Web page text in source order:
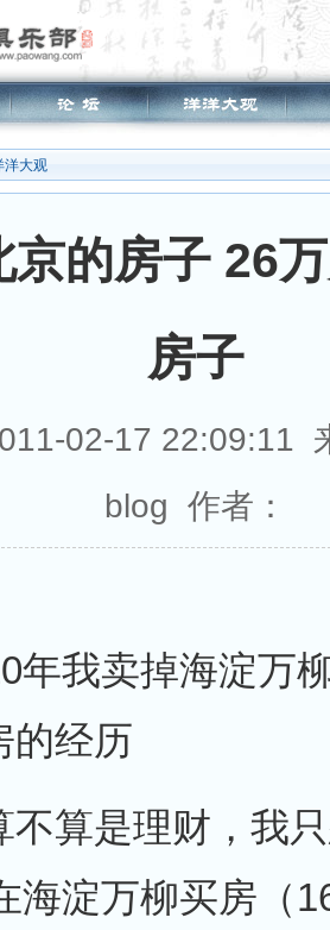
洋大观
京的房子 26
房子
02-17 22:09:11
blog 作者：
年我卖掉海淀万
的经历
不算是理财，我
海淀万柳买房（